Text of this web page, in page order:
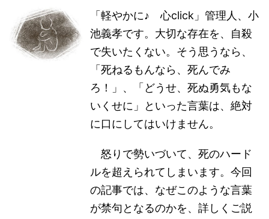
「軽やかに♪ 心click」管理人、小
池義孝です。大切な存在を、自殺
で失いたくない。そう思うなら、
「死ねるもんなら、死んでみ
ろ！」、「どうせ、死ぬ勇気もな
いくせに」といった言葉は、絶対
に口にしてはいけません。
怒りで勢いづいて、死のハード
ルを超えられてしまいます。今回
の記事では、なぜこのような言葉
が禁句となるのかを、詳しくご説